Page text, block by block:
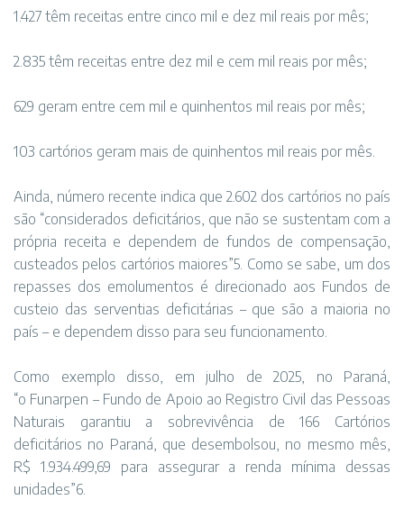
1.427 têm receitas entre cinco mil e dez mil reais por mês;
2.835 têm receitas entre dez mil e cem mil reais por mês;
629 geram entre cem mil e quinhentos mil reais por mês;
103 cartórios geram mais de quinhentos mil reais por mês.
Ainda, número recente indica que 2.602 dos cartórios no país
são “considerados deficitários, que não se sustentam com a
própria receita e dependem de fundos de compensação,
custeados pelos cartórios maiores”5. Como se sabe, um dos
repasses dos emolumentos é direcionado aos Fundos de
custeio das serventias deficitárias – que são a maioria no
país – e dependem disso para seu funcionamento.
Como exemplo disso, em julho de 2025, no Paraná,
“o Funarpen – Fundo de Apoio ao Registro Civil das Pessoas
Naturais garantiu a sobrevivência de 166 Cartórios
deficitários no Paraná, que desembolsou, no mesmo mês,
R$ 1.934.499,69 para assegurar a renda mínima dessas
unidades”6.